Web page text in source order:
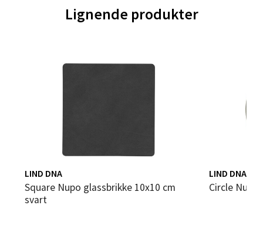
Lignende produkter
LIND DNA
Square Nupo glassbrikke 10x10 cm
svart
LIND DNA
Circle
Åpent i dag 10-21
Oppdal - Aunasenteret
Aunasenteret, Sunndalsvegen 3, 7340 Oppdal
0 i butikk